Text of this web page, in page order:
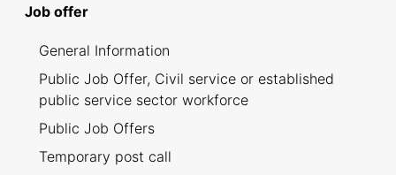
Job offer
General Information
Public Job Offer, Civil service or established
public service sector workforce
Public Job Offers
Temporary post call